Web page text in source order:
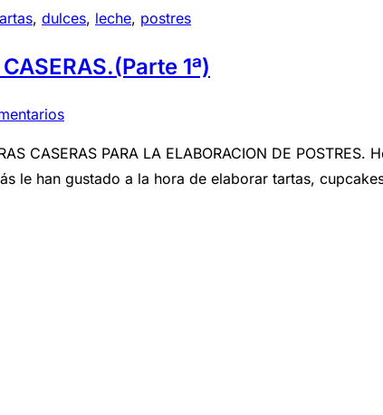
, dulces, leche, postres
1ª)
CASERAS PARA LA ELABORACION DE
le han gustado a la hora de elaborar tartas,